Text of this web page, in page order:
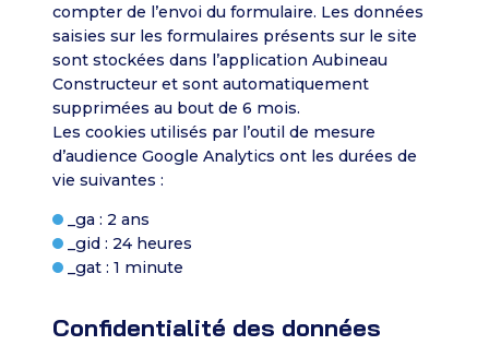
compter de l’envoi du formulaire. Les données
saisies sur les formulaires présents sur le site
sont stockées dans l’application Aubineau
Constructeur et sont automatiquement
supprimées au bout de 6 mois.
Les cookies utilisés par l’outil de mesure
d’audience Google Analytics ont les durées de
vie suivantes :
_ga : 2 ans
_gid : 24 heures
_gat : 1 minute
Confidentialité des données